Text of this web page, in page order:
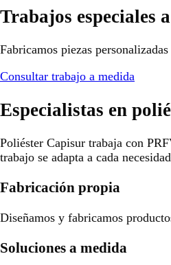
Trabajos especiales
Fabricamos piezas
Consultar trabajo a medida
Especialistas en
Poliéster Capisur trabaja con
trabajo se adapta a cada
Fabricación propia
Diseñamos y fabricamos
Soluciones a medida